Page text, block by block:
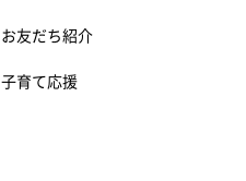
お友だち紹介
子育て応援